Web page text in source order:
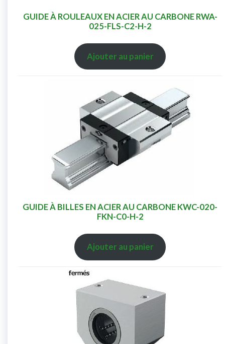
GUIDE À ROULEAUX EN ACIER AU CARBONE RWA-
025-FLS-C2-H-2
Ajouter au panier
GUIDE À BILLES EN ACIER AU CARBONE KWC-020-
FKN-C0-H-2
Ajouter au panier